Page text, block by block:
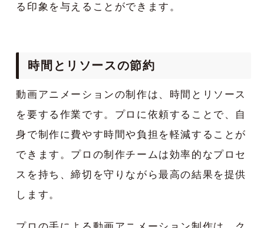
る印象を与えることができます。
時間とリソースの節約
動画アニメーションの制作は、時間とリソース
を要する作業です。プロに依頼することで、自
身で制作に費やす時間や負担を軽減することが
できます。プロの制作チームは効率的なプロセ
スを持ち、締切を守りながら最高の結果を提供
します。